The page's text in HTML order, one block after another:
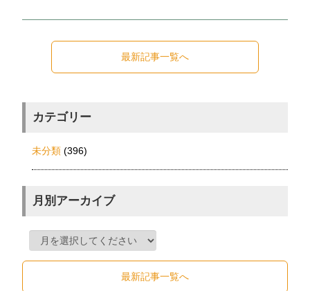
最新記事一覧へ
カテゴリー
未分類 (396)
月別アーカイブ
最新記事一覧へ